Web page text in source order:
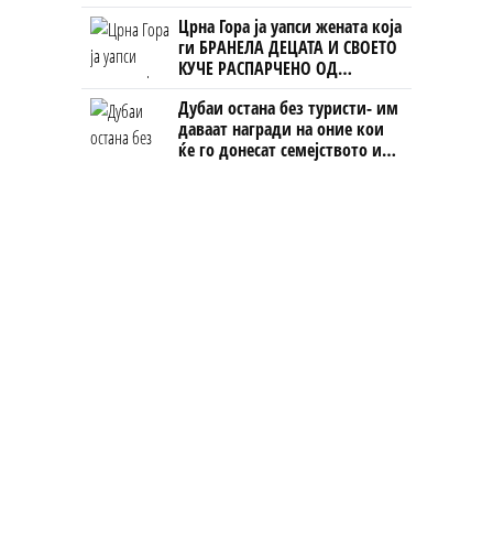
Црна Гора ја уапси жената која
ги БРАНЕЛА ДЕЦАТА И СВОЕТО
КУЧЕ РАСПАРЧЕНО ОД
ШАРПЛАНИНЕЦ?!
Дубаи остана без туристи- им
даваат награди на оние кои
ќе го донесат семејството или